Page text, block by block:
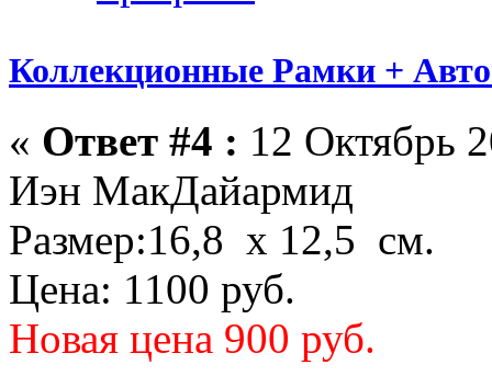
Коллекционные Рамки +
« Ответ #4 : 12 Октябрь
Иэн МакДайармид
Размер:16,8 х 12,5 см.
Цена: 1100 руб.
Новая цена 900 руб.